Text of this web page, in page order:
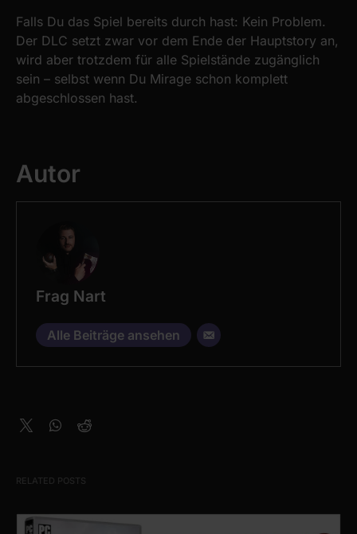
Falls Du das Spiel bereits durch hast: Kein Problem.
Der DLC setzt zwar vor dem Ende der Hauptstory an,
wird aber trotzdem für alle Spielstände zugänglich
sein – selbst wenn Du Mirage schon komplett
abgeschlossen hast.
Autor
Frag Nart
Alle Beiträge ansehen
RELATED POSTS